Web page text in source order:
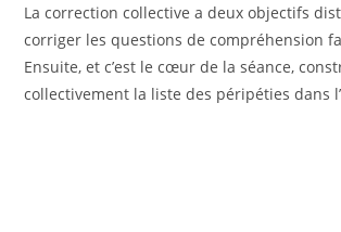
La correction collective a deux objectifs
corriger les questions de compréhension
Ensuite, et c’est le cœur de la séance,
collectivement la liste des péripéties dans